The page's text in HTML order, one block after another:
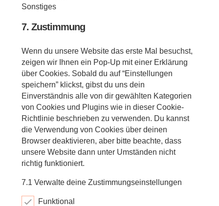
Sonstiges
7. Zustimmung
Wenn du unsere Website das erste Mal besuchst,
zeigen wir Ihnen ein Pop-Up mit einer Erklärung
über Cookies. Sobald du auf “Einstellungen
speichern” klickst, gibst du uns dein
Einverständnis alle von dir gewählten Kategorien
von Cookies und Plugins wie in dieser Cookie-
Richtlinie beschrieben zu verwenden. Du kannst
die Verwendung von Cookies über deinen
Browser deaktivieren, aber bitte beachte, dass
unsere Website dann unter Umständen nicht
richtig funktioniert.
7.1 Verwalte deine Zustimmungseinstellungen
Funktional